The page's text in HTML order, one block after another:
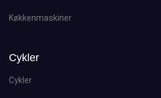
Køkkenmaskiner
Cykler
Cykler